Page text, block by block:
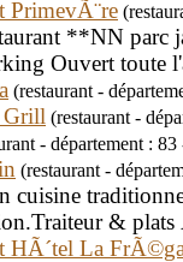
PrimevÃ¨re
**NN
Ouvert toute
(restaurant -
Grill (restaurant -
- département :
(restaurant -
cuisine
& plats
HÃ´tel La